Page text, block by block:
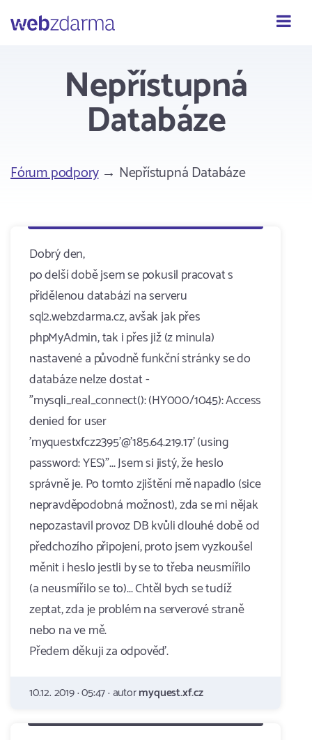
Webzdarma
Nepřístupná
Databáze
Fórum podpory→ Nepřístupná Databáze
Dobrý den,
po delší době jsem se pokusil pracovat s
přidělenou databází na serveru
sql2.webzdarma.cz, avšak jak přes
phpMyAdmin, tak i přes již (z minula)
nastavené a původně funkční stránky se do
databáze nelze dostat -
"mysqli_real_connect(): (HY000/1045): Access
denied for user
'myquestxfcz2395'@'185.64.219.17' (using
password: YES)"... Jsem si jistý, že heslo
správně je. Po tomto zjištění mě napadlo (sice
nepravděpodobná možnost), zda se mi nějak
nepozastavil provoz DB kvůli dlouhé době od
předchozího připojení, proto jsem vyzkoušel
měnit i heslo jestli by se to třeba neusmířilo
(a neusmířilo se to)... Chtěl bych se tudíž
zeptat, zda je problém na serverové straně
nebo na ve mě.
Předem děkuji za odpověď.
10.12. 2019 · 05:47 · autormyquest.xf.cz